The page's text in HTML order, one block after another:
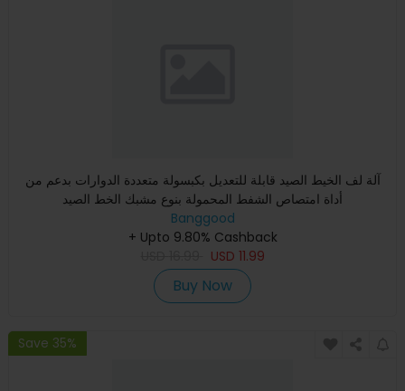
آلة لف الخيط الصيد قابلة للتعديل بكبسولة متعددة الدوارات بدعم من
أداة امتصاص الشفط المحمولة بنوع مشبك الخط الصيد
Banggood
+ Upto 9.80% Cashback
USD 11.99
Buy Now
Save 35%